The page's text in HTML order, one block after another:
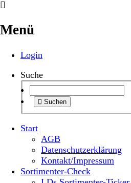
Menü
Login
Suche
Suchen
Start
AGB
Datenschutzerklärung
Kontakt/Impressum
Sortimenter-Check